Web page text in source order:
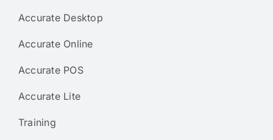
Accurate Desktop
Accurate Online
Accurate POS
Accurate Lite
Training